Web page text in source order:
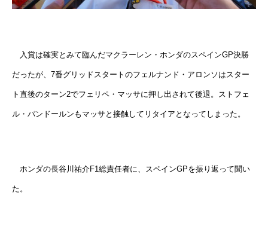
入賞は確実とみて臨んだマクラーレン・ホンダのスペインGP決勝
だったが、7番グリッドスタートのフェルナンド・アロンソはスター
ト直後のターン2でフェリペ・マッサに押し出されて後退。ストフェ
ル・バンドールンもマッサと接触してリタイアとなってしまった。
ホンダの長谷川祐介F1総責任者に、スペインGPを振り返って聞い
た。